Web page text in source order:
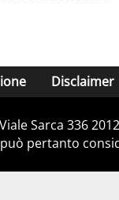
Disclaimer
Sarca 336
pertanto